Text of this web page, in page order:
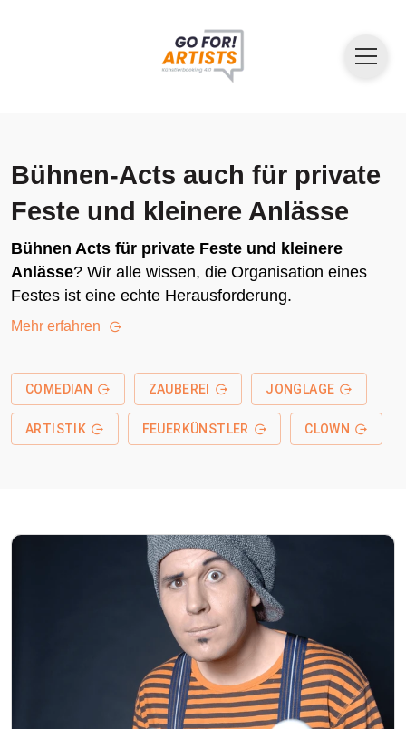
Bühnen-Acts auch für private
Feste und kleinere Anlässe
Bühnen Acts für private Feste und kleinere
Anlässe? Wir alle wissen, die Organisation eines
Festes ist eine echte Herausforderung.
Mehr erfahren
COMEDIAN ZAUBEREI JONGLAGE
ARTISTIK FEUERKÜNSTLER CLOWN